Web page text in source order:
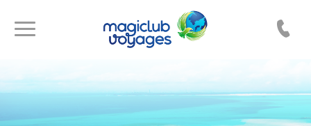
Toggle
Toggle
navigation